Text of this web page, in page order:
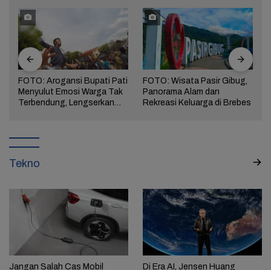
FOTO: Arogansi Bupati Pati
Menyulut Emosi Warga Tak
Terbendung, Lengserkan
FOTO: Wisata Pasir Gibug,
Panorama Alam dan
Rekreasi Keluarga di Brebes
Tekno
Jangan Salah Cas Mobil
Di Era AI, Jensen Huang